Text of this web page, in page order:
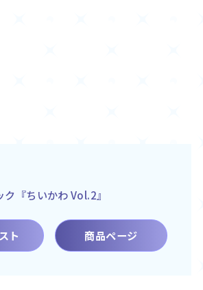
『ちいかわ Vol.2』
ト 商品ページ